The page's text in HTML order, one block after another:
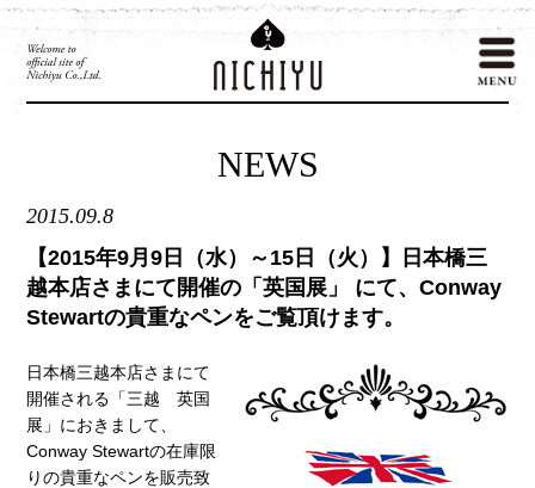
NEWS
2015.09.8
【2015年9月9日（水）～15日（火）】日本橋三
越本店さまにて開催の「英国展」 にて、Conway
Stewartの貴重なペンをご覧頂けます。
日本橋三越本店さまにて
開催される「三越 英国
展」におきまして、
Conway Stewartの在庫限
りの貴重なペンを販売致